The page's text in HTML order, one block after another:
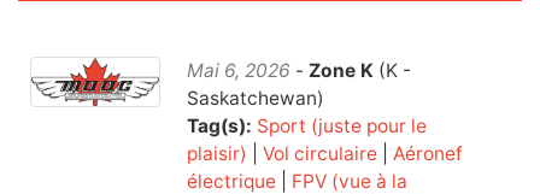
Mai 6, 2026 - Zone K(K -
Saskatchewan)
Tag(s): Sport (juste pour le
plaisir)
Vol circulaire| Aéronef
électrique| FPV (vue à la